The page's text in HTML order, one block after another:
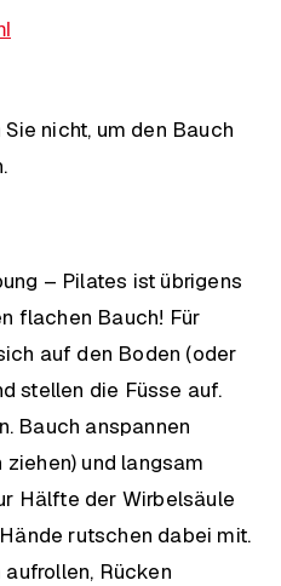
nicht, um den Bauch
– Pilates ist übrigens
flachen Bauch! Für
auf den Boden (oder
stellen die Füsse auf.
Bauch anspannen
und langsam
Hälfte der Wirbelsäule
rutschen dabei mit.
Rücken